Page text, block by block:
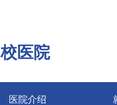
校医院
医院介绍